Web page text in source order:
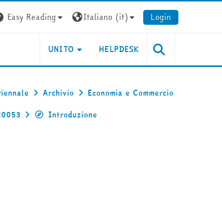
Easy Reading
Italiano ‎(it)‎ Login
UNITO HELPDESK
Archivio
Economia e Commercio
Introduzione